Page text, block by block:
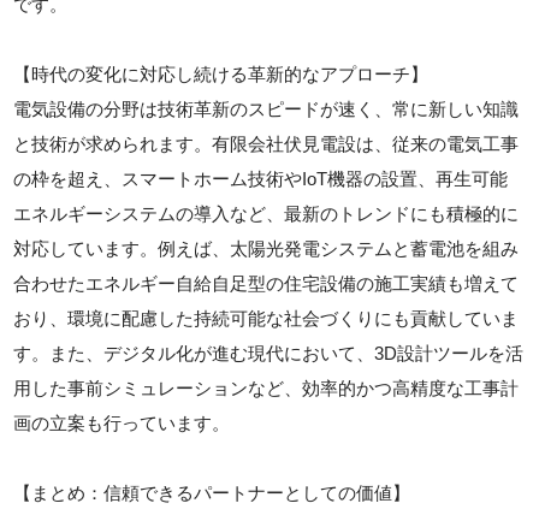
【時代の変化に対応し続ける革新的なアプローチ】
電気設備の分野は技術革新のスピードが速く、常に新しい知識
と技術が求められます。有限会社伏見電設は、従来の電気工事
の枠を超え、スマートホーム技術やIoT機器の設置、再生可能
エネルギーシステムの導入など、最新のトレンドにも積極的に
対応しています。例えば、太陽光発電システムと蓄電池を組み
合わせたエネルギー自給自足型の住宅設備の施工実績も増えて
おり、環境に配慮した持続可能な社会づくりにも貢献していま
す。また、デジタル化が進む現代において、3D設計ツールを活
用した事前シミュレーションなど、効率的かつ高精度な工事計
画の立案も行っています。
【まとめ：信頼できるパートナーとしての価値】